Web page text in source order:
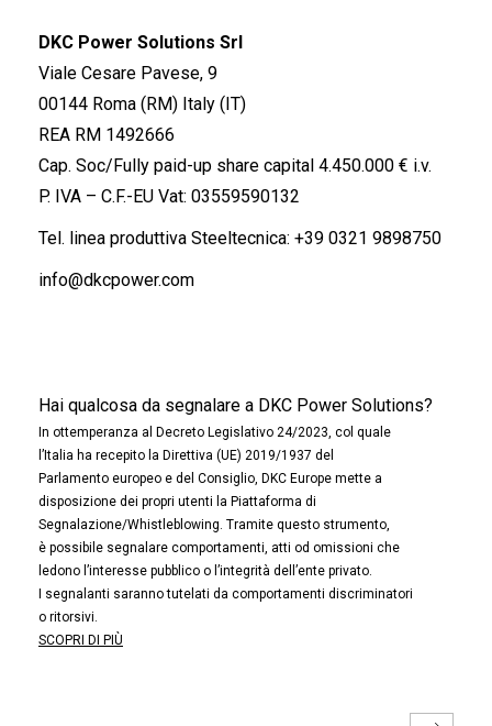
DKC Power Solutions Srl
Viale Cesare Pavese, 9
00144 Roma (RM) Italy (IT)
REA RM 1492666
Cap. Soc/Fully paid-up share capital 4.450.000 € i.v.
P. IVA – C.F.-EU Vat: 03559590132
Tel. linea produttiva Steeltecnica: +39 0321 9898750
info@dkcpower.com
Hai qualcosa da segnalare a DKC Power Solutions?
In ottemperanza al Decreto Legislativo 24/2023, col quale
l’Italia ha recepito la Direttiva (UE) 2019/1937 del
Parlamento europeo e del Consiglio, DKC Europe mette a
disposizione dei propri utenti la Piattaforma di
Segnalazione/Whistleblowing. Tramite questo strumento,
è possibile segnalare comportamenti, atti od omissioni che
ledono l’interesse pubblico o l’integrità dell’ente privato.
I segnalanti saranno tutelati da comportamenti discriminatori
o ritorsivi.
SCOPRI DI PIÙ